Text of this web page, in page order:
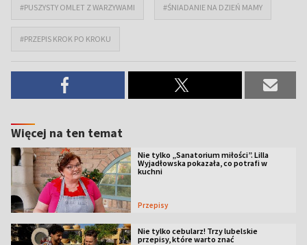
#PUSZYSTY OMLET Z WARZYWAMI #ŚNIADANIE NA DZIEŃ MAMY
#PRZEPIS KROK PO KROKU
Więcej na ten temat
Nie tylko „Sanatorium miłości”. Lilla
Wyjadłowska pokazała, co potrafi w
kuchni
Przepisy
Nie tylko cebularz! Trzy lubelskie
przepisy, które warto znać